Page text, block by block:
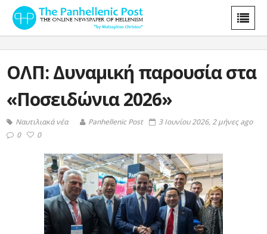
ΟΛΠ: Δυναμική παρουσία στα
«Ποσειδώνια 2026»
Ναυτιλιακά νέα Panhellenic Post
3 Ιουνίου 2026, 2 μήνες ago
0
0